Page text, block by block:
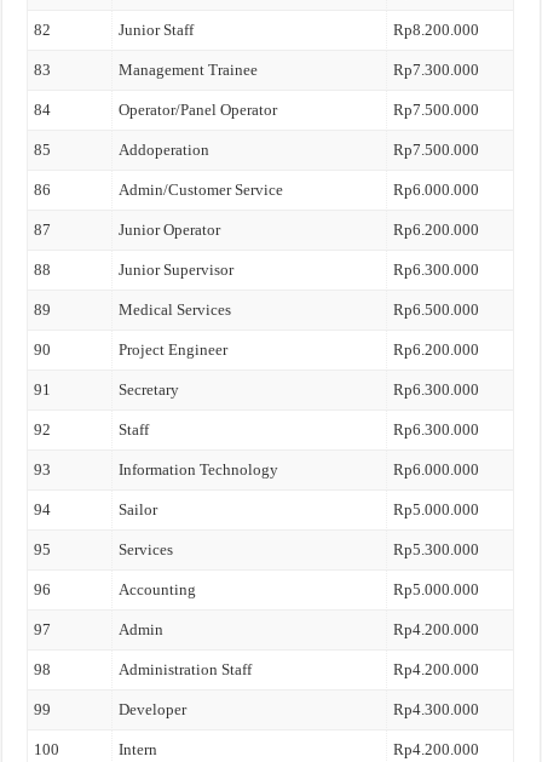
82 Junior Staff Rp8.200.000
83 Management Trainee Rp7.300.000
84 Operator/Panel Operator Rp7.500.000
85 Addoperation Rp7.500.000
86 Admin/Customer Service Rp6.000.000
87 Junior Operator Rp6.200.000
88 Junior Supervisor Rp6.300.000
89 Medical Services Rp6.500.000
90 Project Engineer Rp6.200.000
91 Secretary Rp6.300.000
92 Staff Rp6.300.000
93 Information Technology Rp6.000.000
94 Sailor Rp5.000.000
95 Services Rp5.300.000
96 Accounting Rp5.000.000
97 Admin Rp4.200.000
98 Administration Staff Rp4.200.000
99 Developer Rp4.300.000
100 Intern Rp4.200.000